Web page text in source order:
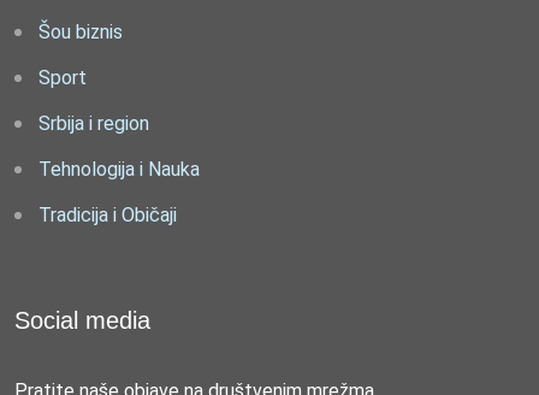
Šou biznis
Sport
Srbija i region
Tehnologija i Nauka
Tradicija i Običaji
Social media